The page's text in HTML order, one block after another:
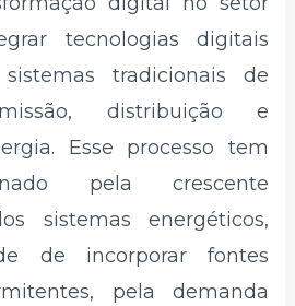
tecnologias digitais
tradicionais de
distribuição e
Esse processo tem
pela crescente
sistemas energéticos,
de incorporar fontes
pela demanda